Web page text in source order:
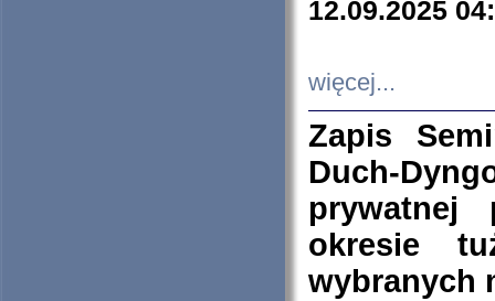
12.09.2025
więcej...
Zapis
Duch-
prywatnej
okresie
wybranych